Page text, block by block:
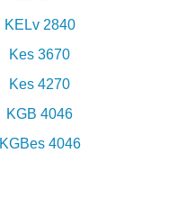
KELv 2840
Kes 3670
Kes 4270
KGB 4046
KGBes 4046